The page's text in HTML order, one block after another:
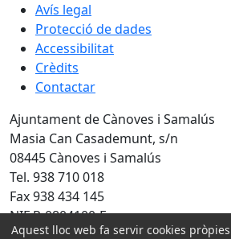
Avís legal
Protecció de dades
Accessibilitat
Crèdits
Contactar
Ajuntament de Cànoves i Samalús
Masia Can Casademunt, s/n
08445 Cànoves i Samalús
Tel. 938 710 018
Fax 938 434 145
NIF P-0804100-F
Aquest lloc web fa servir cookies